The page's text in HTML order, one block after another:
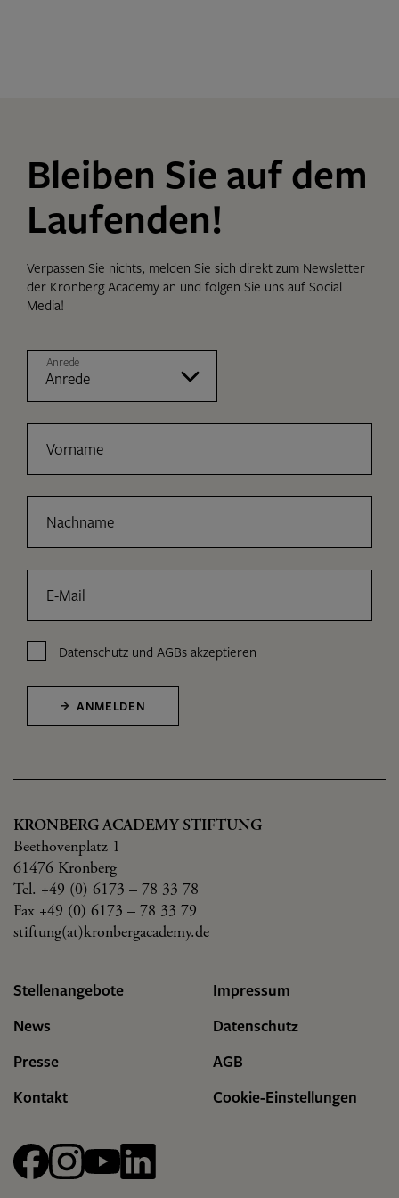
Bleiben Sie auf dem
Laufenden!
Verpassen Sie nichts, melden Sie sich direkt zum Newsletter
der Kronberg Academy an und folgen Sie uns auf Social
Media!
Anrede
Vorname
Nachname
E-Mail
Datenschutz undAGBs akzeptieren
ANMELDEN
KRONBERG ACADEMY STIFTUNG
Beethovenplatz 1
61476 Kronberg
Tel. +49 (0) 6173 – 78 33 78
Fax +49 (0) 6173 – 78 33 79
stiftung(at)kronbergacademy.de
Stellenangebote
News
Presse
Kontakt
Impressum
Datenschutz
AGB
Cookie-Einstellungen
FacebookInstagramYouTubelinkedin